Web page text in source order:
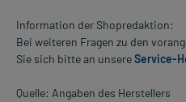
Information der Shopredaktion:
Bei weiteren Fragen zu den
Sie sich bitte an unsereService-
Quelle: Angaben des Herstellers